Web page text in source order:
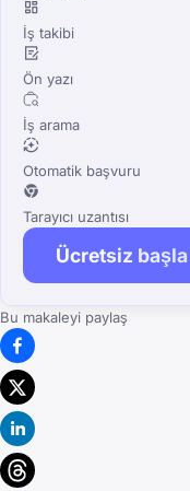
İş takibi
Ön yazı
İş arama
Otomatik başvuru
Tarayıcı uzantısı
Ücretsiz başla
Bu makaleyi paylaş